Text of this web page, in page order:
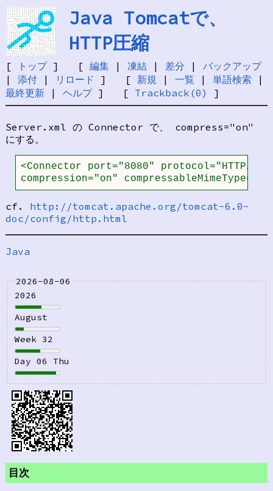
Java Tomcatで、
HTTP圧縮
[ トップ] [ 編集| 凍結| 差分 | バックアップ
| 添付| リロード ] [ 新規 | 一覧 | 単語検索 |
最終更新| ヘルプ] [ Trackback(0) ]
2026-08-06
2026
August
Week 32
Day 06 Thu
目次
Server.xml の Connector で、 compress="on"
にする。
<Connector port="8080" protocol="HTTP/
compression="on"
cf. http://tomcat.apache.org/tomcat-6.0-
doc/config/http.html
Java